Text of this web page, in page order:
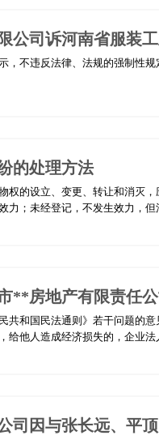
公司诉河南省服装
，不违反法律、法规的强制性
的处理方法
权的设立、变更、转让和消灭
力；未经登记，不发生效力，但
**房地产有限责任
共和国民法通则》若干问题的
给他人造成经济损失的，企业
司因与张长远、平